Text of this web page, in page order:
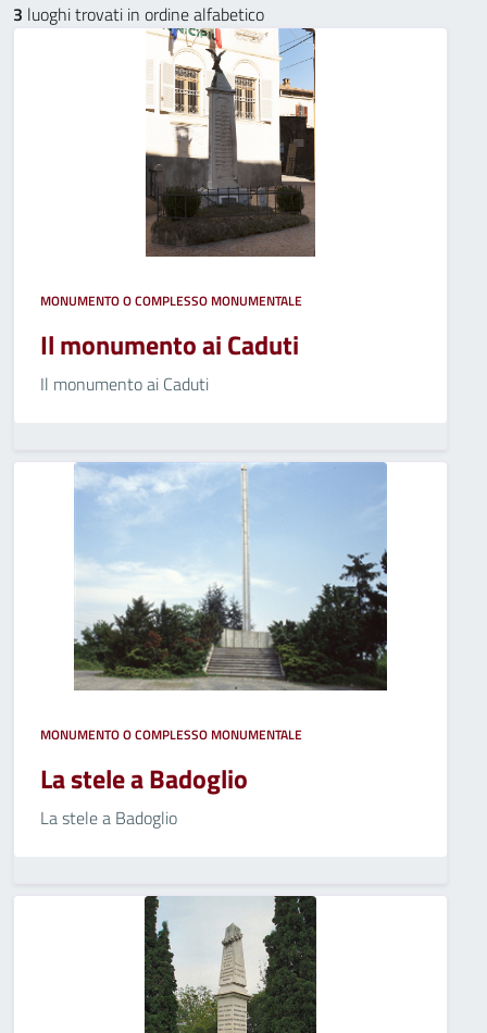
3 luoghi trovati in ordine alfabetico
MONUMENTO O COMPLESSO MONUMENTALE
Il monumento ai Caduti
Il monumento ai Caduti
MONUMENTO O COMPLESSO MONUMENTALE
La stele a Badoglio
La stele a Badoglio